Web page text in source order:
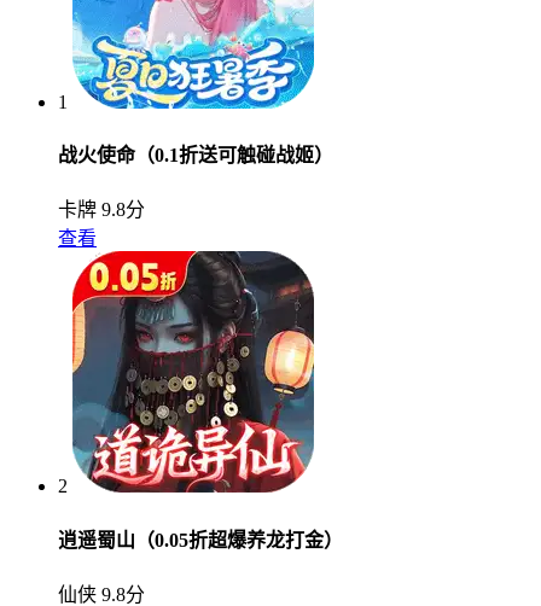
1
战火使命（0.1折送可触碰战姬）
卡牌 9.8分
查看
2
逍遥蜀山（0.05折超爆养龙打金）
仙侠 9.8分